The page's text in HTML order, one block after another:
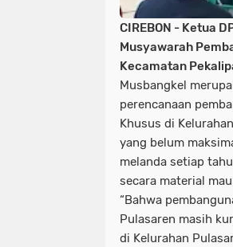
CIREBON - Ketua
Musyawarah
Kecamatan
Musbangkel
perencanaan
Khusus di
yang belum
melanda setiap
secara material
“Bahwa
Pulasaren masih
di Kelurahan